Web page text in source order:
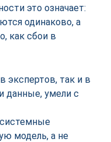
это означает:
одинаково, а
как сбои в
экспертов, так и в
данные, умели с
модель, а не